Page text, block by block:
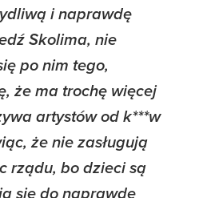
i naprawdę
Skolima, nie
po nim tego,
że ma trochę więcej
artystów od k***w
że nie zasługują
rządu, bo dzieci są